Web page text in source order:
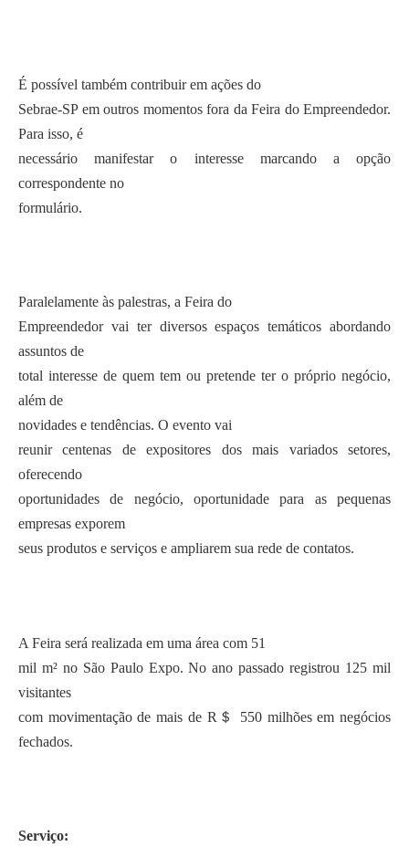
É possível também contribuir em ações do
Sebrae-SP em outros momentos fora da Feira do Empreendedor.
Para isso, é
necessário manifestar o interesse marcando a opção
correspondente no
formulário.
Paralelamente às palestras, a Feira do
Empreendedor vai ter diversos espaços temáticos abordando
assuntos de
total interesse de quem tem ou pretende ter o próprio negócio,
além de
novidades e tendências. O evento vai
reunir centenas de expositores dos mais variados setores,
oferecendo
oportunidades de negócio, oportunidade para as pequenas
empresas exporem
seus produtos e serviços e ampliarem sua rede de contatos.
A Feira será realizada em uma área com 51
mil m² no São Paulo Expo. No ano passado registrou 125 mil
visitantes
com movimentação de mais de R＄ 550 milhões em negócios
fechados.
Serviço: